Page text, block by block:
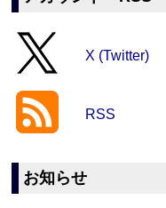
X (Twitter)
RSS
お知らせ